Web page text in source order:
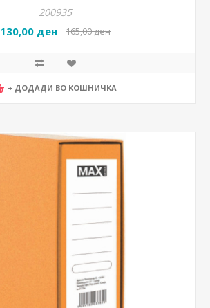
200935
130,00 ден 165,00 ден
+ ДОДАДИ ВО КОШНИЧКА